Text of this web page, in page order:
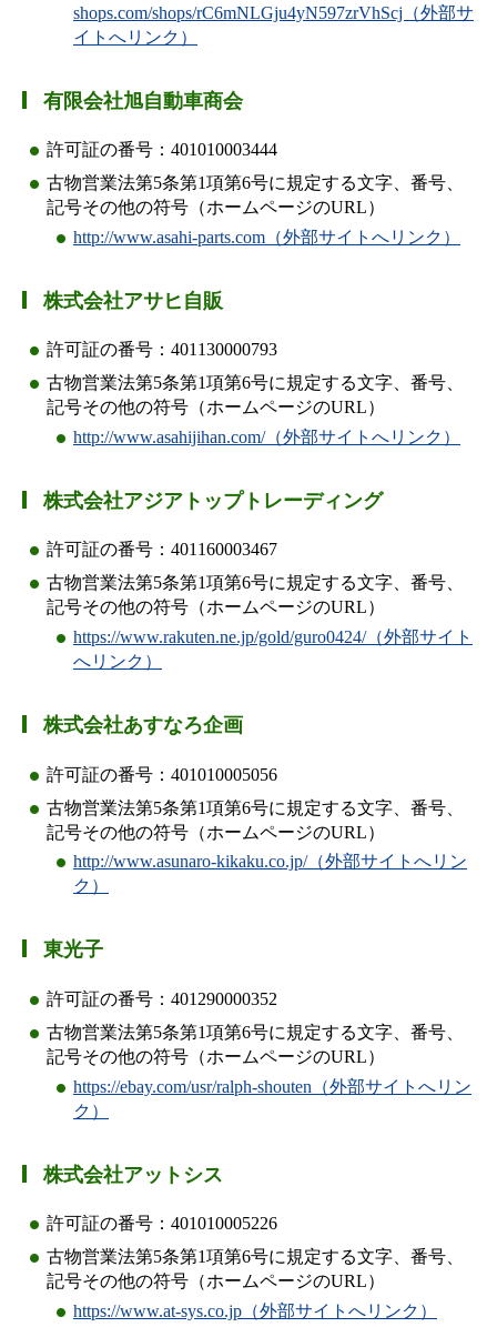
shops.com/shops/rC6mNLGju4yN597zrVhScj（外部サ
イトへリンク）
有限会社旭自動車商会
許可証の番号：401010003444
古物営業法第5条第1項第6号に規定する文字、番号、
記号その他の符号（ホームページのURL）
http://www.asahi-parts.com（外部サイトへリンク）
株式会社アサヒ自販
許可証の番号：401130000793
古物営業法第5条第1項第6号に規定する文字、番号、
記号その他の符号（ホームページのURL）
http://www.asahijihan.com/（外部サイトへリンク）
株式会社アジアトップトレーディング
許可証の番号：401160003467
古物営業法第5条第1項第6号に規定する文字、番号、
記号その他の符号（ホームページのURL）
https://www.rakuten.ne.jp/gold/guro0424/（外部サイト
へリンク）
株式会社あすなろ企画
許可証の番号：401010005056
古物営業法第5条第1項第6号に規定する文字、番号、
記号その他の符号（ホームページのURL）
http://www.asunaro-kikaku.co.jp/（外部サイトへリン
ク）
東光子
許可証の番号：401290000352
古物営業法第5条第1項第6号に規定する文字、番号、
記号その他の符号（ホームページのURL）
https://ebay.com/usr/ralph-shouten（外部サイトへリン
ク）
株式会社アットシス
許可証の番号：401010005226
古物営業法第5条第1項第6号に規定する文字、番号、
記号その他の符号（ホームページのURL）
https://www.at-sys.co.jp（外部サイトへリンク）